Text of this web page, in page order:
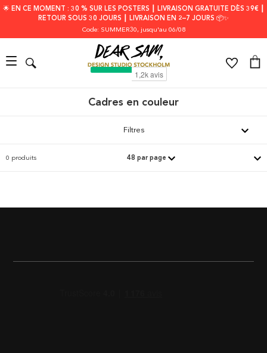
🌟 EN CE MOMENT : 30 % SUR LES POSTERS ┃ LIVRAISON GRATUITE DÈS 39€ ┃
RETOUR SOUS 30 JOURS ┃ LIVRAISON EN 2–7 JOURS 📦✨
Code: SUMMER30, jusqu'au 06/08
Cadres en couleur
Filtres
0 produits